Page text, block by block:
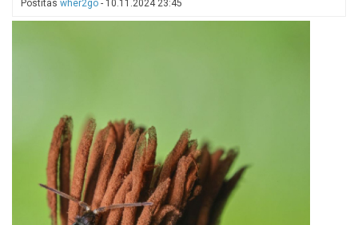
maagilised
Postitas wher2go - 10.11.2024 23:45